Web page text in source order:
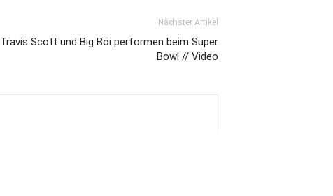
Nächster Artikel
Travis Scott und Big Boi performen beim Super
Bowl // Video